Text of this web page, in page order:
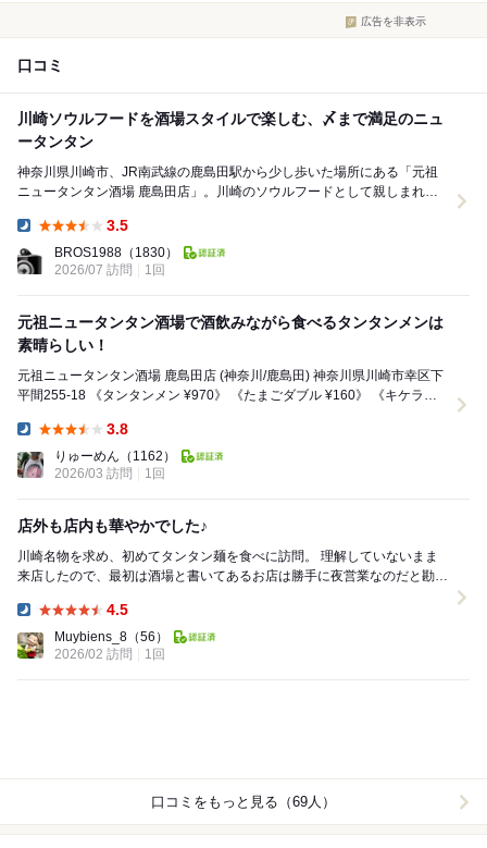
広告を非表示
口コミ
川崎ソウルフードを酒場スタイルで楽しむ、〆まで満足のニュ
ータンタン
神奈川県川崎市、JR南武線の鹿島田駅から少し歩いた場所にある「元祖
ニュータンタン酒場 鹿島田店」。川崎のソウルフードとして親しまれて
3.5
BROS1988 （1830）
2026/07 訪問
1回
元祖ニュータンタン酒場で酒飲みながら食べるタンタンメンは
素晴らしい！
元祖ニュータンタン酒場 鹿島田店 (神奈川/鹿島田) 神奈川県川崎市幸区下
平間255-18 《タンタンメン ¥970》 《たまごダブル ¥160》 《キケラゲ
3.8
りゅーめん （1162）
2026/03 訪問
1回
店外も店内も華やかでした♪
川崎名物を求め、初めてタンタン麺を食べに訪問。 理解していないまま
来店したので、最初は酒場と書いてあるお店は勝手に夜営業なのだと勘違
4.5
Muybiens_8 （56）
2026/02 訪問
1回
口コミをもっと見る（69人）